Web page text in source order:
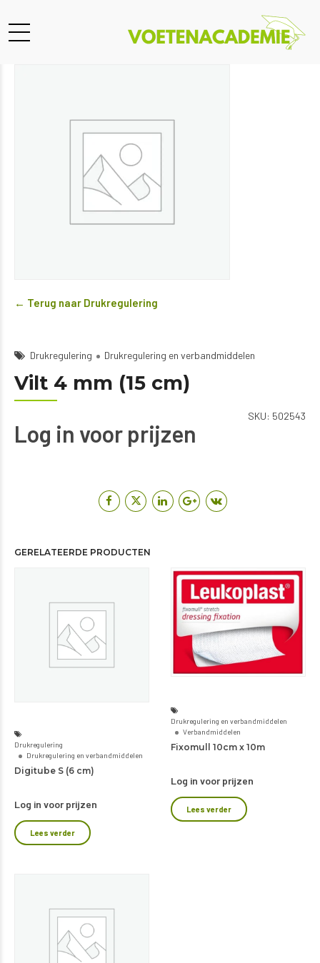
← Terug naar Drukregulering
Drukregulering Drukregulering en verbandmiddelen
Vilt 4 mm (15 cm)
SKU: 502543
Log in voor prijzen
Drukregulering
Drukregulering en verbandmiddelen
Digitube S (6 cm)
Log in voor prijzen
Lees verder
Drukregulering en verbandmiddelen
Verbandmiddelen
Fixomull 10cm x 10m
Log in voor prijzen
Lees verder